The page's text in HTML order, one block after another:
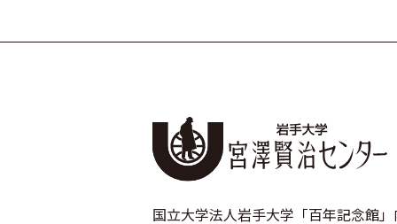
国立大学法人岩手大学「百年記念館